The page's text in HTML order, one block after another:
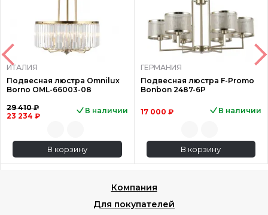
ИТАЛИЯ
Подвесная люстра Omnilux
Borno OML-66003-08
29 410 ₽
23 234 ₽
В наличии
В корзину
ГЕРМАНИЯ
Подвесная люстра F-Promo
Bonbon 2487-6P
17 000 ₽ В наличии
В корзину
Компания
Для покупателей